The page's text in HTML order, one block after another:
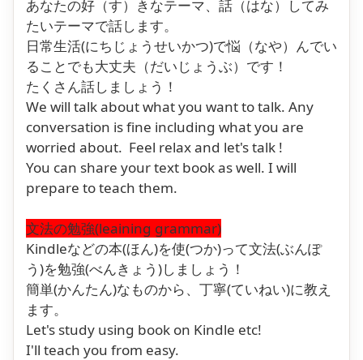
あなたの好（す）きなテーマ、話（はな）してみ
たいテーマで話します。
日常生活(にちじょうせいかつ)で悩（なや）んでい
ることでも大丈夫（だいじょうぶ）です！
たくさん話しましょう！
We will talk about what you want to talk. Any
conversation is fine including what you are
worried about. Feel relax and let's talk !
You can share your text book as well. I will
prepare to teach them.
文法の勉強(leaining grammar)
Kindleなどの本(ほん)を使(つか)って文法(ぶんぽ
う)を勉強(べんきょう)しましょう！
簡単(かんたん)なものから、丁寧(ていねい)に教え
ます。
Let's study using book on Kindle etc!
I'll teach you from easy.